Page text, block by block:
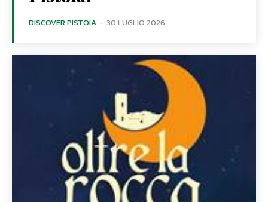
DISCOVER PISTOIA - 30 LUGLIO 2026